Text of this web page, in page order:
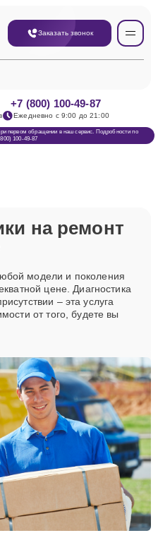
Заказать звонок
+7 (800) 100-49-87
Ежедневно с 9:00 до 21:00
первом обращении в наш сервис. Подробности по
100-49-87
на ремонт
модели и поколения
цене. Диагностика
– эта услуга
от того, будете вы